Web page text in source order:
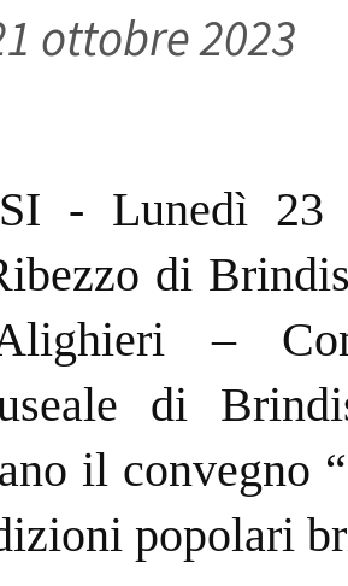
ottobre 2023
- Lunedì 23
di
–
di
il convegno
popolari